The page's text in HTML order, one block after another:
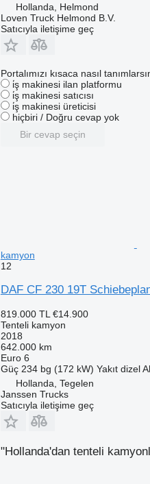
Hollanda, Helmond
Loven Truck Helmond B.V.
Satıcıyla iletişime geç
Portalımızı kısaca nasıl
i̇ş makinesi ilan platformu
i̇ş makinesi satıcısı
i̇ş makinesi üreticisi
hiçbiri / Doğru cevap yok
Bir cevap seçin
kamyon
12
DAF CF 230 19T
819.000 TL €14.900
Tenteli kamyon
2018
642.000 km
Euro 6
Güç 234 bg (172 kW) Yakıt dizel
Hollanda, Tegelen
Janssen Trucks
Satıcıyla iletişime geç
"Hollanda'dan tenteli